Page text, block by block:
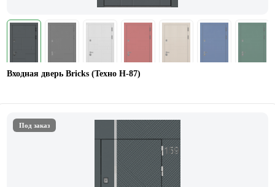
Входная дверь Bricks (Техно Н-87)
Под заказ